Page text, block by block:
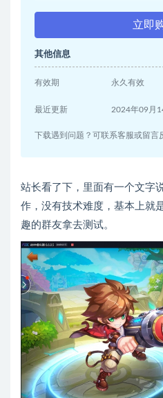
立即
其他信息
有效期 永久有效
最近更新 2024年09月
下载遇到问题？可联系客服或留言
站长看了下，里面有一个文字
作，没有技术难度，基本上就
趣的群友拿去测试。